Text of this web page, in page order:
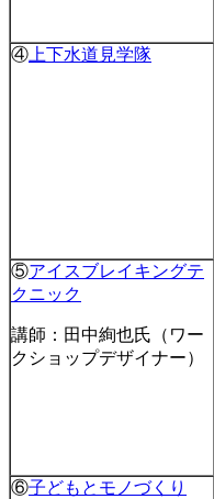
④ 上下水道見学隊
⑤アイスブレイキングテ
クニック
講師：田中絢也氏（ワー
クショップデザイナー）
⑥子どもとモノづくり